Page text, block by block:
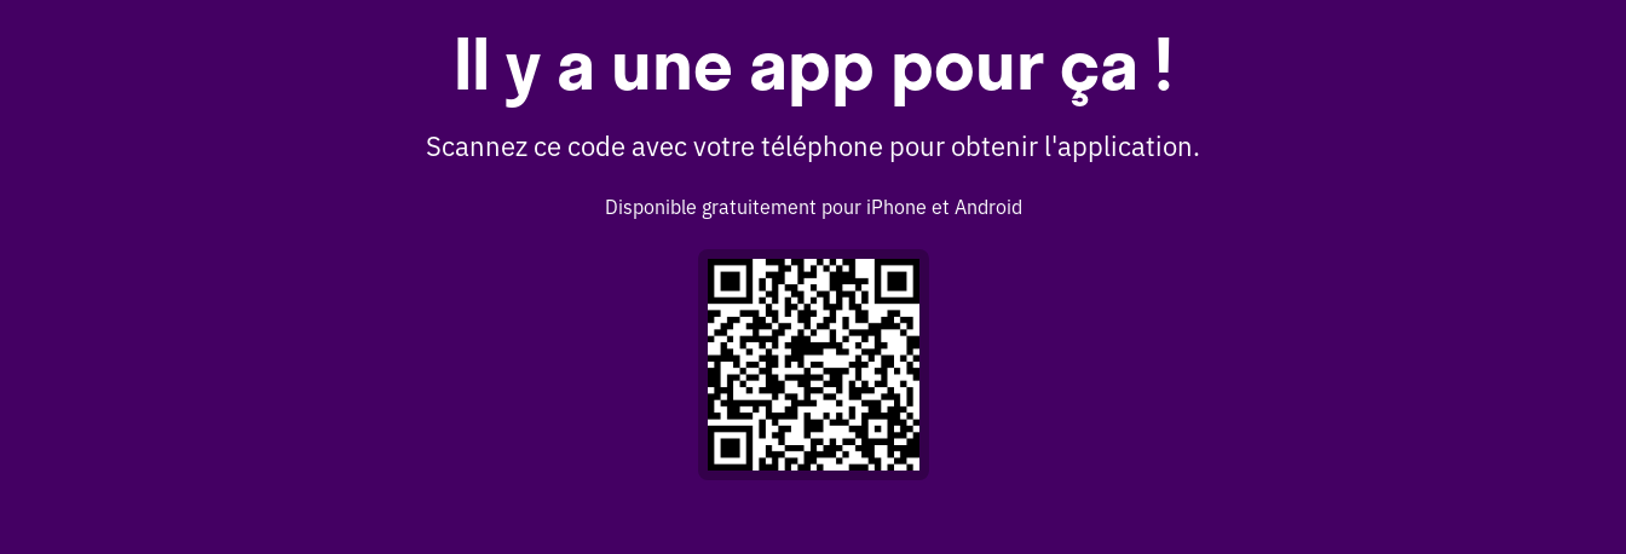
Il y a une app pour ça !
Scannez ce code avec votre téléphone pour obtenir l'application.
Disponible gratuitement pour iPhone et Android